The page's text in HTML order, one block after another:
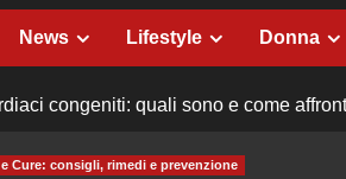
News Lifestyle Donna
congeniti: quali sono e come
Cure: consigli, rimedi e prevenzione